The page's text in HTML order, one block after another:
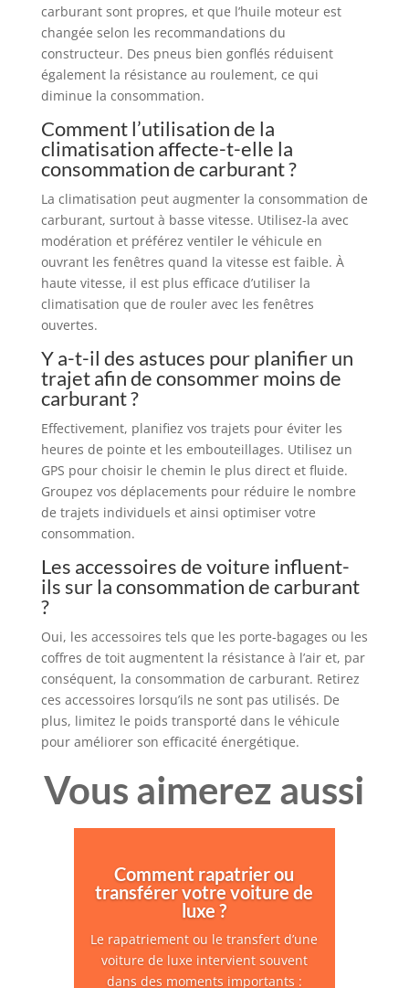
carburant sont propres, et que l’huile moteur est
changée selon les recommandations du
constructeur. Des pneus bien gonflés réduisent
également la résistance au roulement, ce qui
diminue la consommation.
Comment l’utilisation de la
climatisation affecte-t-elle la
consommation de carburant ?
La climatisation peut augmenter la consommation de
carburant, surtout à basse vitesse. Utilisez-la avec
modération et préférez ventiler le véhicule en
ouvrant les fenêtres quand la vitesse est faible. À
haute vitesse, il est plus efficace d’utiliser la
climatisation que de rouler avec les fenêtres
ouvertes.
Y a-t-il des astuces pour planifier un
trajet afin de consommer moins de
carburant ?
Effectivement, planifiez vos trajets pour éviter les
heures de pointe et les embouteillages. Utilisez un
GPS pour choisir le chemin le plus direct et fluide.
Groupez vos déplacements pour réduire le nombre
de trajets individuels et ainsi optimiser votre
consommation.
Les accessoires de voiture influent-
ils sur la consommation de carburant
?
Oui, les accessoires tels que les porte-bagages ou les
coffres de toit augmentent la résistance à l’air et, par
conséquent, la consommation de carburant. Retirez
ces accessoires lorsqu’ils ne sont pas utilisés. De
plus, limitez le poids transporté dans le véhicule
pour améliorer son efficacité énergétique.
Vous aimerez aussi
Comment rapatrier ou
transférer votre voiture de
luxe ?
Le rapatriement ou le transfert d’une
voiture de luxe intervient souvent
dans des moments importants :